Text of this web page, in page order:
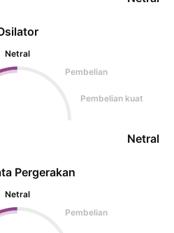
Netral
Pembelian
Pembelian kuat
Netral
Pergerakan
Netral
Pembelian